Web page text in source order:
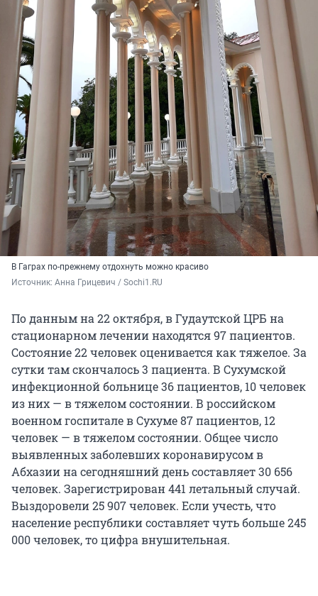
В Гаграх по-прежнему отдохнуть можно красиво
Источник: Анна Грицевич / Sochi1.RU
По данным на 22 октября, в Гудаутской ЦРБ на
стационарном лечении находятся 97 пациентов.
Состояние 22 человек оценивается как тяжелое. За
сутки там скончалось 3 пациента. В Сухумской
инфекционной больнице 36 пациентов, 10 человек
из них — в тяжелом состоянии. В российском
военном госпитале в Сухуме 87 пациентов, 12
человек — в тяжелом состоянии. Общее число
выявленных заболевших коронавирусом в
Абхазии на сегодняшний день составляет 30 656
человек. Зарегистрирован 441 летальный случай.
Выздоровели 25 907 человек. Если учесть, что
население республики составляет чуть больше 245
000 человек, то цифра внушительная.